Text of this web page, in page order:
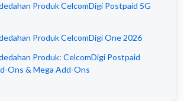
Produk CelcomDigi Postpaid 5G
Produk CelcomDigi One 2026
Produk: CelcomDigi Postpaid
Ons & Mega Add-Ons